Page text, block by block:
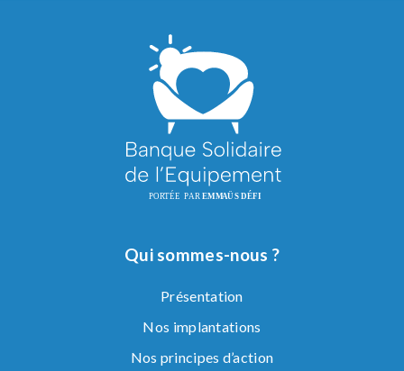
Qui sommes-nous ?
Présentation
Nos implantations
Nos principes d’action